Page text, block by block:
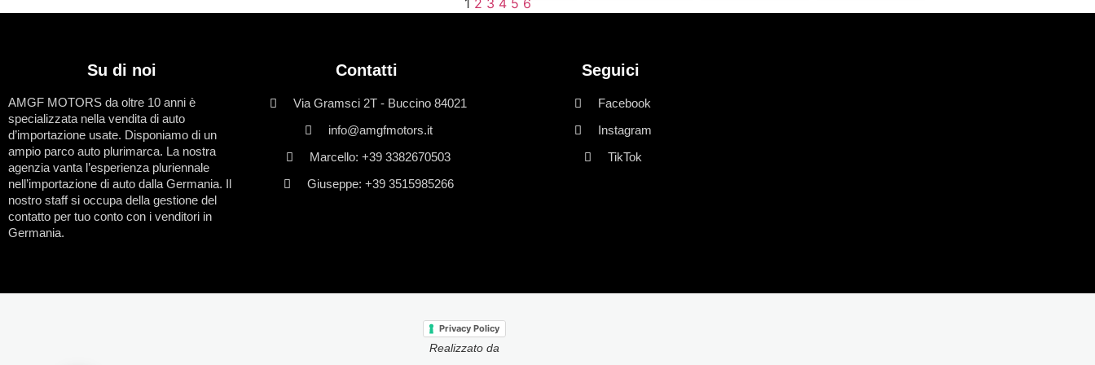
1 2 3 4 5 6
Su di noi
AMGF MOTORS da oltre 10 anni è
specializzata nella vendita di auto
d’importazione usate. Disponiamo di un
ampio parco auto plurimarca. La nostra
agenzia vanta l’esperienza pluriennale
nell’importazione di auto dalla Germania. Il
nostro staff si occupa della gestione del
contatto per tuo conto con i venditori in
Germania.
Contatti
Via Gramsci 2T - Buccino 84021
info@amgfmotors.it
Marcello: +39 3382670503
Giuseppe: +39 3515985266
Seguici
Facebook
Instagram
TikTok
Privacy Policy
Realizzato da